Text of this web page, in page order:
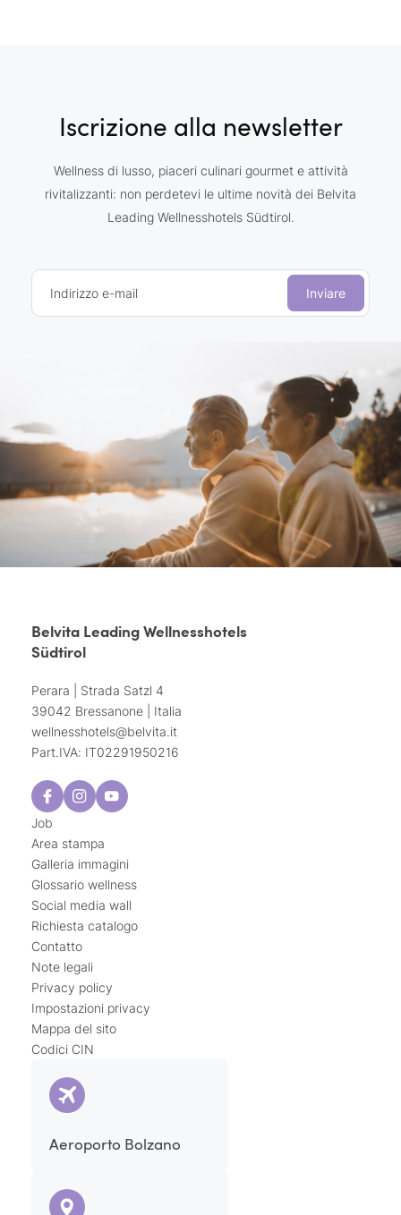
Iscrizione alla newsletter
Wellness di lusso, piaceri culinari gourmet e attività
rivitalizzanti: non perdetevi le ultime novità dei Belvita
Leading Wellnesshotels Südtirol.
Indirizzo e-mail Inviare
Belvita Leading Wellnesshotels
Südtirol
Perara | Strada Satzl 4
39042 Bressanone | Italia
wellnesshotels@belvita.it
Part.IVA: IT02291950216
Job
Area stampa
Galleria immagini
Glossario wellness
Social media wall
Richiesta catalogo
Contatto
Note legali
Privacy policy
Impostazioni privacy
Mappa del sito
Codici CIN
Aeroporto Bolzano